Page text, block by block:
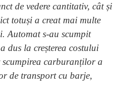
de vedere cantitativ, cât și
totuși a creat mai multe
Automat s-au scumpit
dus la creșterea costului
carburanților a
de transport cu barje,